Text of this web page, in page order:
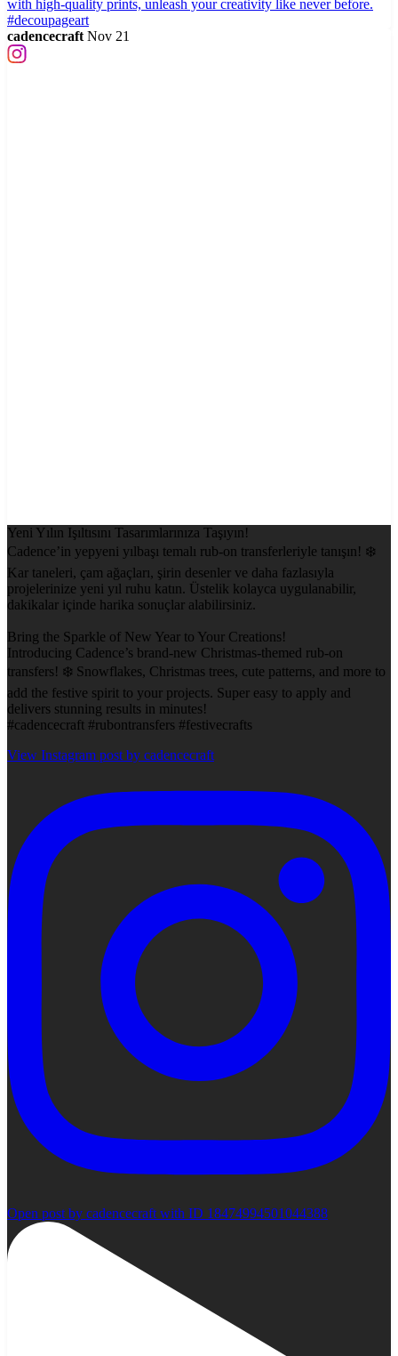
cadencecraft Nov 21
Yeni Yılın Işıltısını Tasarımlarınıza Taşıyın!
Cadence’in yepyeni yılbaşı temalı rub-on transferleriyle tanışın! ❄️
Kar taneleri, çam ağaçları, şirin desenler ve daha fazlasıyla
projelerinize yeni yıl ruhu katın. Üstelik kolayca uygulanabilir,
dakikalar içinde harika sonuçlar alabilirsiniz.
Bring the Sparkle of New Year to Your Creations!
Introducing Cadence’s brand-new Christmas-themed rub-on
transfers! ❄️ Snowflakes, Christmas trees, cute patterns, and more to
add the festive spirit to your projects. Super easy to apply and
delivers stunning results in minutes!
#cadencecraft #rubontransfers #festivecrafts
View Instagram post by cadencecraft
Open post by cadencecraft with ID 18474994501044388